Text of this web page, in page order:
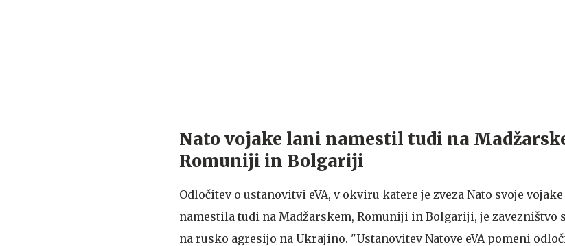
Nato vojake lani namestil tudi na
Romuniji in Bolgariji
Odločitev o ustanovitvi eVA, v okviru katere je zveza Nato svoje
namestila tudi na Madžarskem, Romuniji in Bolgariji, je zavezništvo
na rusko agresijo na Ukrajino. "Ustanovitev Natove eVA pomeni